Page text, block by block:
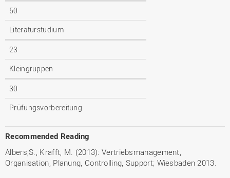
50
Literaturstudium
23
Kleingruppen
30
Prüfungsvorbereitung
Recommended Reading
Albers,S., Krafft, M. (2013): Vertriebsmanagement,
Organisation, Planung, Controlling, Support; Wiesbaden 2013.